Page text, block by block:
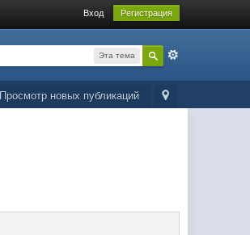
Вход Регистрация
Эта тема
Просмотр новых публикаций